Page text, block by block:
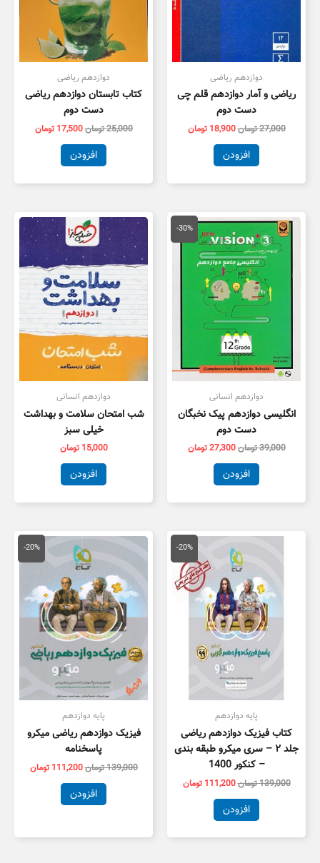
دوازدهم ریاضی
ریاضی و آمار دوازدهم قلم چی
دست دوم
27,000تومان18,900 تومان
افزودن
دوازدهم ریاضی
کتاب تابستان دوازدهم ریاضی
دست دوم
25,000تومان17,500 تومان
افزودن
-30%
دوازدهم انسانی
انگلیسی دوازدهم پیک نخبگان
دست دوم
39,000تومان
قیمت
اصلی
39,000 تومان
بود.
27,300تومان
قیمت
فعلی
27,300 تومان
افزودن
دوازدهم انسانی
شب امتحان سلامت و بهداشت
خیلی سبز
15,000 تومان
افزودن
-20%
پایه دوازدهم
کتاب فیزیک دوازدهم ریاضی
جلد ۲ – سری میکرو طبقه بندی
– کنکور 1400
139,000تومان
قیمت
اصلی
139,000 تومان
بود.
111,200 تومان
قیمت
فعلی
است.
افزودن
-20%
پایه دوازدهم
فیزیک دوازدهم ریاضی میکرو
پاسخنامه
139,000تومان
قیمت
اصلی
139,000 تومان
بود.
111,200 تومان
قیمت
فعلی
افزودن